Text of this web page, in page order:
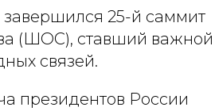
завершился 25-й саммит
(ШОС), ставший важной
связей.
президентов России